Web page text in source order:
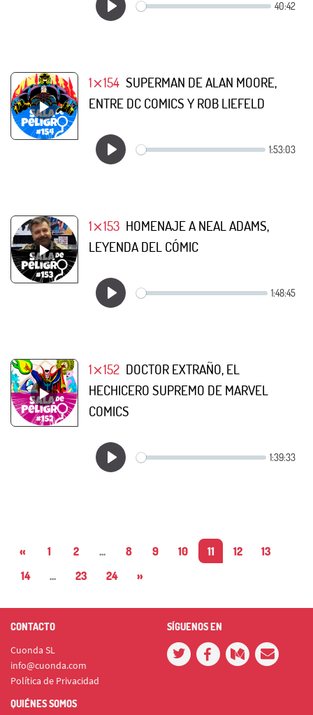
1⨯154 SUPERMAN DE ALAN MOORE,
ENTRE DC COMICS Y ROB LIEFELD
1⨯153 HOMENAJE A NEAL ADAMS,
LEYENDA DEL CÓMIC
1⨯152 DOCTOR EXTRAÑO, EL
HECHICERO SUPREMO DE MARVEL
COMICS
« 1 2 ... 8 9 10 11 12
13
14
... 23 24 »
CONTACTO
Cuonda SL
info@cuonda.com
Política de Privacidad
SÍGUENOS EN
QUIÉNES SOMOS